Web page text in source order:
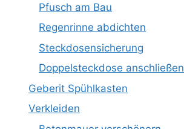
Pfusch am Bau
Regenrinne abdichten
Steckdosensicherung
Doppelsteckdose anschließen
Geberit Spühlkasten
Verkleiden